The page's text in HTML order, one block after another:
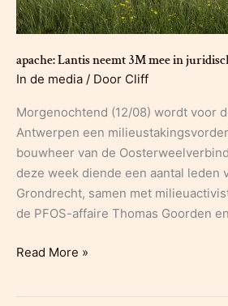
3M
deel
aan
“Dit
wordt
een
verhaal
van
David
apache: Lantis neemt 3M mee in
In de media / Door Cliff
Morgenochtend (12/08) wordt voor
Antwerpen een
bouwheer van de
deze week diende een aantal leden
Grondrecht, samen met
de PFOS-affaire Thomas Goorden
apache:
Read More »